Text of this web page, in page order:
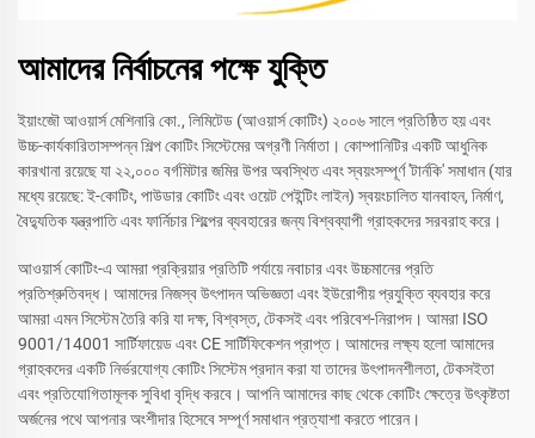
আমাদের নির্বাচনের পক্ষে যুক্তি
ইয়াংজৌ আওয়ার্স মেশিনারি কো., লিমিটেড (আওয়ার্স কোটিং) ২০০৬ সালে প্রতিষ্ঠিত হয় এবং
উচ্চ-কার্যকারিতাসম্পন্ন শিল্প কোটিং সিস্টেমের অগ্রণী নির্মাতা। কোম্পানিটির একটি আধুনিক
কারখানা রয়েছে যা ২২,০০০ বর্গমিটার জমির উপর অবস্থিত এবং স্বয়ংসম্পূর্ণ 'টার্নকি' সমাধান (যার
মধ্যে রয়েছে: ই-কোটিং, পাউডার কোটিং এবং ওয়েট পেইন্টিং লাইন) স্বয়ংচালিত যানবাহন, নির্মাণ,
বৈদ্যুতিক যন্ত্রপাতি এবং ফার্নিচার শিল্পের ব্যবহারের জন্য বিশ্বব্যাপী গ্রাহকদের সরবরাহ করে।
আওয়ার্স কোটিং-এ আমরা প্রক্রিয়ার প্রতিটি পর্যায়ে নবাচার এবং উচ্চমানের প্রতি
প্রতিশ্রুতিবদ্ধ। আমাদের নিজস্ব উৎপাদন অভিজ্ঞতা এবং ইউরোপীয় প্রযুক্তি ব্যবহার করে
আমরা এমন সিস্টেম তৈরি করি যা দক্ষ, বিশ্বস্ত, টেকসই এবং পরিবেশ-নিরাপদ। আমরা ISO
9001/14001 সার্টিফায়েড এবং CE সার্টিফিকেশন প্রাপ্ত। আমাদের লক্ষ্য হলো আমাদের
গ্রাহকদের একটি নির্ভরযোগ্য কোটিং সিস্টেম প্রদান করা যা তাদের উৎপাদনশীলতা, টেকসইতা
এবং প্রতিযোগিতামূলক সুবিধা বৃদ্ধি করবে। আপনি আমাদের কাছ থেকে কোটিং ক্ষেত্রে উৎকৃষ্টতা
অর্জনের পথে আপনার অংশীদার হিসেবে সম্পূর্ণ সমাধান প্রত্যাশা করতে পারেন।